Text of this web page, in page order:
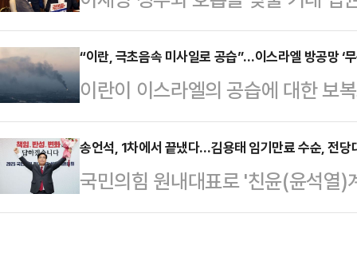
이 한 차…
직권 보석을 한 것이라고 분석했다.
있으므로 별건 구속될 가능성이 존
청구가 이뤄질 가능성도 작지 않다
앙지법 형사합의2…
8월 2일 선출된다. 4선 정청래 의
의 박찬대 의원(인천 연수갑)은 이
두 사람 모두 대표적인 친명(친명)
(위원장 이춘석)는 16일 오후 국회
당대표와 최고위원을 선출하기로
표와 최고위원의 임기는 전임 당대
었던 김민석 국무총리 …
“이란, 극초음속 미사일로 공습”…이스라엘 방공망 ‘
이란이 이스라엘의 공습에 대한 보
나선 것으로 알려졌다.이란 반관영
(IRGC)는 16일(현지시간) 새벽 이
공격을 감행했다며 극초음속 미사
서 큰 타격을 입혔다.이란의 극초음
송언석, 1차에서 끝냈다…김용태 임기만료 수순, 전
국민의힘 원내대표로 '친윤(윤석열
지를 받아 선출되면서 김용태 비상